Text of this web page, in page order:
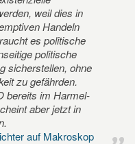
weil dies in
Handeln
es politische
politische
sicherstellen, ohne
zu gefährden.
bereits im Harmel-
aber jetzt in
auf Makroskop